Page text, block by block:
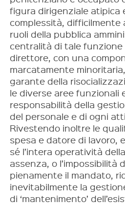
figura dirigenziale atipica
complessità, difficilmente
ruoli della pubblica
centralità di tale
direttore, con una
marcatamente
garante della
le diverse aree funzionali
responsabilità della
del personale e di ogni
Rivestendo inoltre le
spesa e datore di lavoro,
sé l’intera operatività
assenza, o l’impossibilità
pienamente il mandato,
inevitabilmente la
di ‘mantenimento’